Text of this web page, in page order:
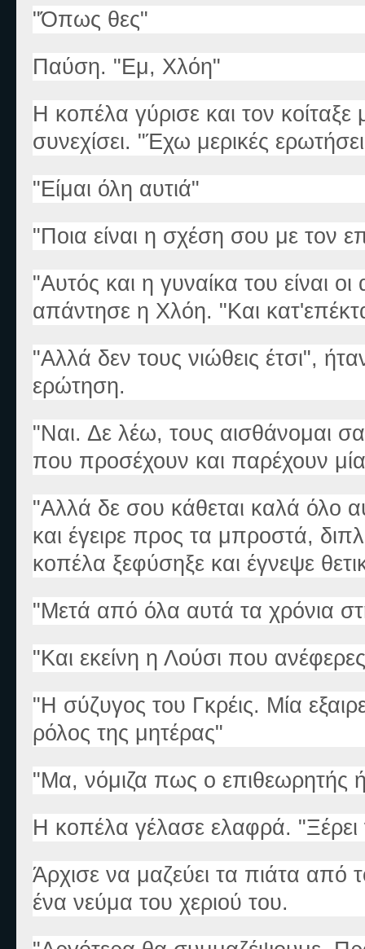
"Όπως θες"
Παύση. "Εμ, Χλόη"
Η κοπέλα γύρισε και τον
συνεχίσει. "Έχω μερικές
"Είμαι όλη αυτιά"
"Ποια είναι η σχέση σου με τον
"Αυτός και η γυναίκα του είναι
απάντησε η Χλόη. "Και
"Αλλά δεν τους νιώθεις έτσι",
ερώτηση.
"Ναι. Δε λέω, τους αισθάνομαι
που προσέχουν και παρέχουν
"Αλλά δε σου κάθεται καλά όλο
και έγειρε προς τα μπροστά,
κοπέλα ξεφύσηξε και έγνεψε
"Μετά από όλα αυτά τα χρόνια
"Και εκείνη η Λούσι που
"Η σύζυγος του Γκρέις. Μία
ρόλος της μητέρας"
"Μα, νόμιζα πως ο επιθεωρητής
Η κοπέλα γέλασε ελαφρά. "Ξέρει
Άρχισε να μαζεύει τα πιάτα από
ένα νεύμα του χεριού του.